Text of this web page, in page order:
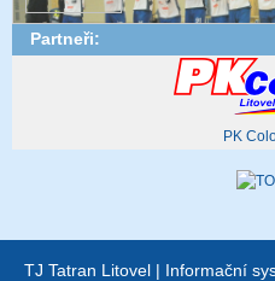
Partneři:
PK
TJ Tatran Litovel | Informační